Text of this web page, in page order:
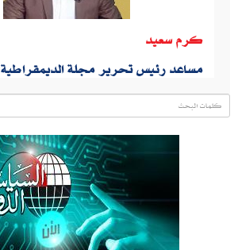
كرم سعيد
مساعد رئيس تحرير مجلة الديمقراطية